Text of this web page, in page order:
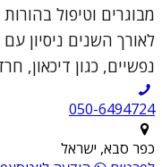
מבוגרים וטיפול
לאורך השנים ניסיון
נפשיים, כגון דיכאון,
050-6494724
כפר סבא, ישראל